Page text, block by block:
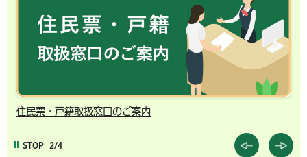
千葉市の電子行政サービス
STOP 3/4